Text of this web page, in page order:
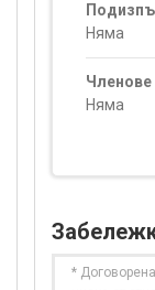
Няма
Членове
Няма
*